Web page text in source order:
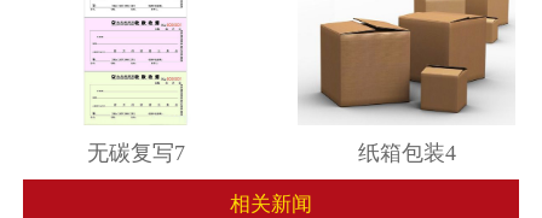
无碳复写7 纸箱包装4
相关新闻